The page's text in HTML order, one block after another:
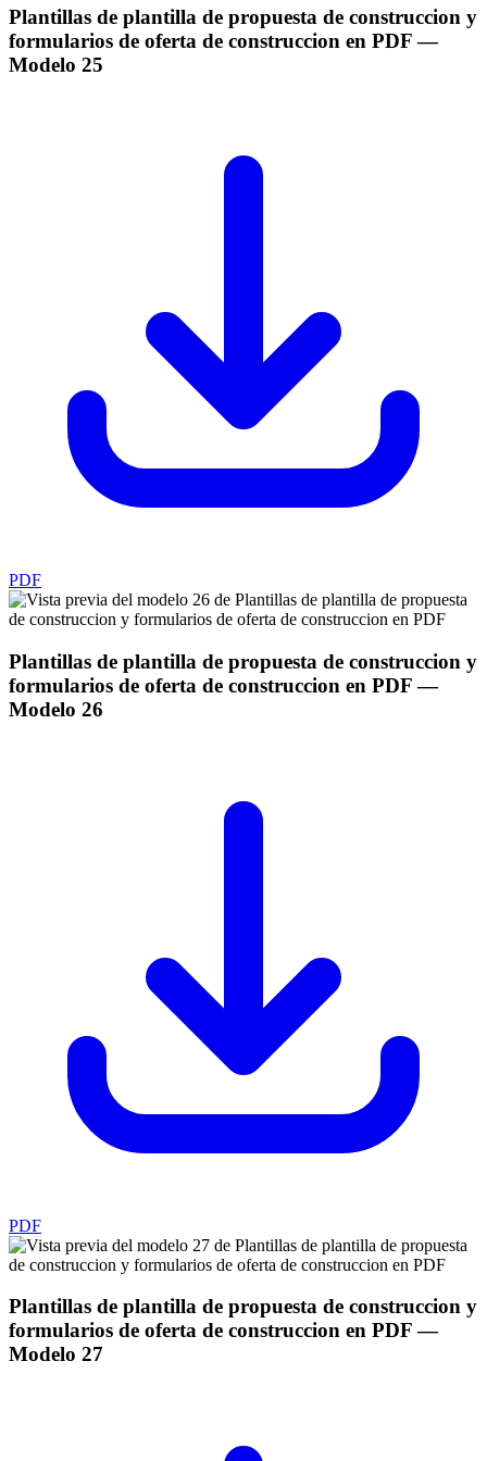
Plantillas de plantilla de propuesta de construccion y
formularios de oferta de construccion en PDF—
Modelo 25
PDF
Plantillas de plantilla de propuesta de construccion y
formularios de oferta de construccion en PDF—
Modelo 26
PDF
Plantillas de plantilla de propuesta de construccion y
formularios de oferta de construccion en PDF—
Modelo 27